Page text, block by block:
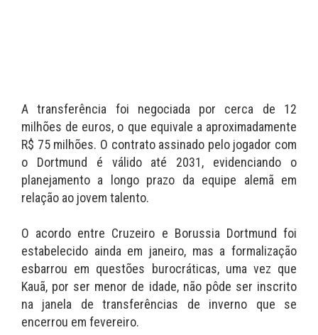
A transferência foi negociada por cerca de 12
milhões de euros, o que equivale a aproximadamente
R$ 75 milhões. O contrato assinado pelo jogador com
o Dortmund é válido até 2031, evidenciando o
planejamento a longo prazo da equipe alemã em
relação ao jovem talento.
O acordo entre Cruzeiro e Borussia Dortmund foi
estabelecido ainda em janeiro, mas a formalização
esbarrou em questões burocráticas, uma vez que
Kauã, por ser menor de idade, não pôde ser inscrito
na janela de transferências de inverno que se
encerrou em fevereiro.